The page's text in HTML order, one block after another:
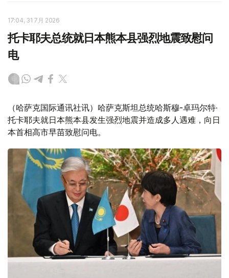
17:04, 31 7月 2026
托卡耶夫总统就日本熊本县强烈地震致慰问
电
（哈萨克国际通讯社讯）哈萨克斯坦总统哈斯穆-卓玛尔特·
托卡耶夫就日本熊本县发生强烈地震并造成多人遇难，向日
本首相高市早苗致慰问电。